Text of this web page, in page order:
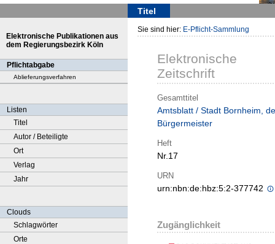
Titel
Elektronische Publikationen aus
dem Regierungsbezirk Köln
Pflichtabgabe
Ablieferungsverfahren
Listen
Titel
Autor / Beteiligte
Ort
Verlag
Jahr
Clouds
Schlagwörter
Orte
Sie sind hier: E-Pflicht-Sammlung
Elektronische
Zeitschrift
Gesamttitel
Amtsblatt / Stadt Bornheim,
Bürgermeister
Heft
Nr.17
URN
urn:nbn:de:hbz:5:2-377742
Zugänglichkeit